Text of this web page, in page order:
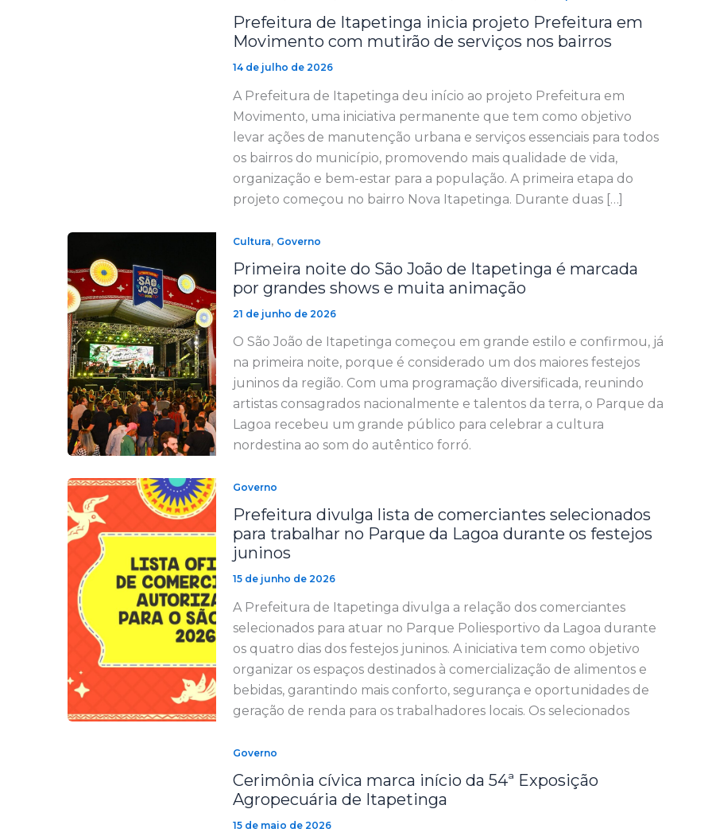
Prefeitura de Itapetinga inicia projeto Prefeitura em
Movimento com mutirão de serviços nos bairros
14 de julho de 2026
A Prefeitura de Itapetinga deu início ao projeto Prefeitura em
Movimento, uma iniciativa permanente que tem como objetivo
levar ações de manutenção urbana e serviços essenciais para todos
os bairros do município, promovendo mais qualidade de vida,
organização e bem-estar para a população. A primeira etapa do
projeto começou no bairro Nova Itapetinga. Durante duas […]
Cultura, Governo
Primeira noite do São João de Itapetinga é marcada
por grandes shows e muita animação
21 de junho de 2026
O São João de Itapetinga começou em grande estilo e confirmou, já
na primeira noite, porque é considerado um dos maiores festejos
juninos da região. Com uma programação diversificada, reunindo
artistas consagrados nacionalmente e talentos da terra, o Parque da
Lagoa recebeu um grande público para celebrar a cultura
nordestina ao som do autêntico forró.
Governo
Prefeitura divulga lista de comerciantes selecionados
para trabalhar no Parque da Lagoa durante os festejos
juninos
15 de junho de 2026
A Prefeitura de Itapetinga divulga a relação dos comerciantes
selecionados para atuar no Parque Poliesportivo da Lagoa durante
os quatro dias dos festejos juninos. A iniciativa tem como objetivo
organizar os espaços destinados à comercialização de alimentos e
bebidas, garantindo mais conforto, segurança e oportunidades de
geração de renda para os trabalhadores locais. Os selecionados
Governo
Cerimônia cívica marca início da 54ª Exposição
Agropecuária de Itapetinga
15 de maio de 2026